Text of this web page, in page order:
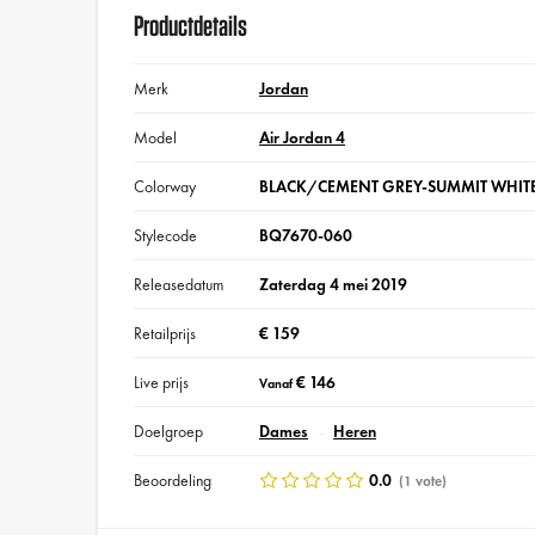
Productdetails
Merk Jordan
Model Air Jordan 4
Colorway BLACK/CEMENT GREY-SUMMIT
Stylecode BQ7670-060
Releasedatum Zaterdag 4 mei 2019
Retailprijs € 159
Live prijs Vanaf€ 146
Doelgroep Dames Heren
Beoordeling 0.0 (1 vote)